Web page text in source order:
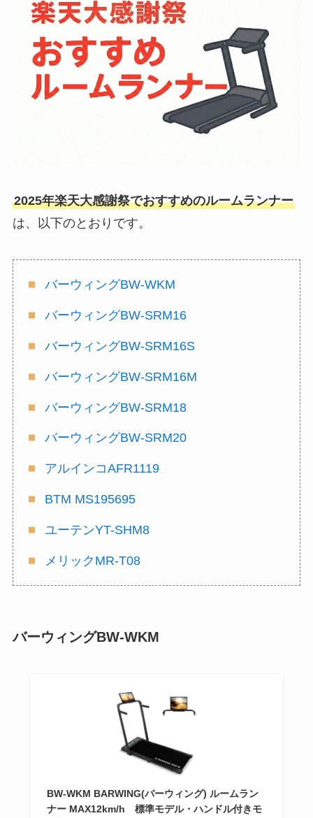
2025年楽天大感謝祭でおすすめのルームランナー
は、以下のとおりです。
バーウィングBW-WKM
バーウィングBW-SRM16
バーウィングBW-SRM16S
バーウィングBW-SRM16M
バーウィングBW-SRM18
バーウィングBW-SRM20
アルインコAFR1119
BTM MS195695
ユーテンYT-SHM8
メリックMR-T08
バーウィングBW-WKM
BW-WKM BARWING(バーウィング) ルームラン
ナー MAX12km/h 標準モデル・ハンドル付きモ